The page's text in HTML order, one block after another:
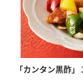
「カンタン黒酢